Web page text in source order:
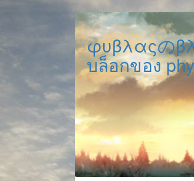
φυβλαςの
บล็อกของ